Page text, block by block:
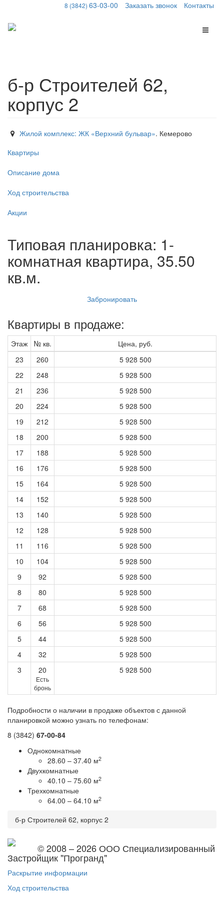
8 (3842) 63-03-00 Заказать звонок Контакты
Меню
б-р Строителей 62,
корпус 2
Жилой комплекс: ЖК «Верхний бульвар». Кемерово
Квартиры
Описание дома
Ход строительства
Акции
Типовая планировка: 1-
комнатная квартира, 35.50
кв.м.
Забронировать
Квартиры в продаже:
Этаж № кв.
Цена, руб.
23
260
5 928 500
22
248
5 928 500
21
236
5 928 500
20
224
5 928 500
19
212
5 928 500
18
200
5 928 500
17
188
5 928 500
16
176
5 928 500
15
164
5 928 500
14
152
5 928 500
13
140
5 928 500
12
128
5 928 500
11
116
5 928 500
10
104
5 928 500
9
92
5 928 500
8
80
5 928 500
7
68
5 928 500
6
56
5 928 500
5
44
5 928 500
4
32
5 928 500
3
20
Есть
бронь
5 928 500
Подробности о наличии в продаже объектов с данной
планировкой можно узнать по телефонам:
8 (3842) 67-00-84
Однокомнатные
28.60 – 37.40 м2
Двухкомнатные
40.10 – 75.60 м2
Трехкомнатные
64.00 – 64.10 м2
б-р Строителей 62, корпус 2
© 2008 – 2026 ООО Специализированный
Застройщик "Програнд"
Раскрытие информации
Ход строительства